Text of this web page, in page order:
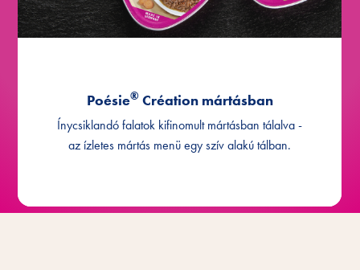
Poésie®Création mártásban
Ínycsiklandó falatok kifinomult mártásban tálalva -
az ízletes mártás menü egy szív alakú tálban.
paradicsommal
®
Poésie
®
Création csirkével és pulykával
Poésie
®
Création Multipack csirkével,
pulykával és marhahússal